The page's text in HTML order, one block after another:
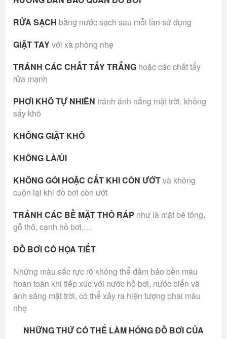
RỬA SẠCH bằng nước sạch sau mỗi lần sử dụng
GIẶT TAYvới xà phòng nhẹ
TRÁNH CÁC CHẤT TẨY TRẮNG hoặc các chất tẩy
rửa mạnh
PHƠI KHÔ TỰ NHIÊN tránh ánh nắng mặt trời, không
sấy khô
KHÔNG GIẶT KHÔ
KHÔNG LÀ/ỦI
KHÔNG GÓI HOẶC CẤT KHI CÒN ƯỚTvà không
cuộn lại khi đồ bơi còn ướt
TRÁNH CÁC BỀ MẶT THÔ RÁP như là mặt bê tông,
gỗ thô, cạnh hồ bơi,…
ĐỒ BƠI CÓ HỌA TIẾT
Những màu sắc rực rỡ không thể đảm bảo bền màu
hoàn toàn khi tiếp xúc với nước hồ bơi, nước biển và
ánh sáng mặt trời, có thể xảy ra hiện tượng phai màu
nhẹ
NHỮNG THỨ CÓ THỂ LÀM HỎNG ĐỒ BƠI CỦA